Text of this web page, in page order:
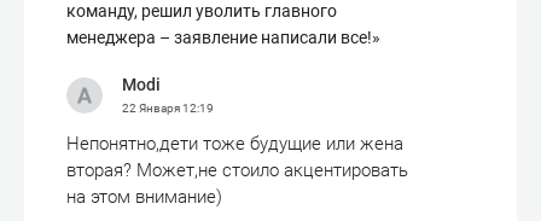
команду, решил уволить главного
менеджера – заявление написали все!»
Modi
22 Января12:19
Непонятно,дети тоже будущие или жена
вторая? Может,не стоило акцентировать
на этом внимание)